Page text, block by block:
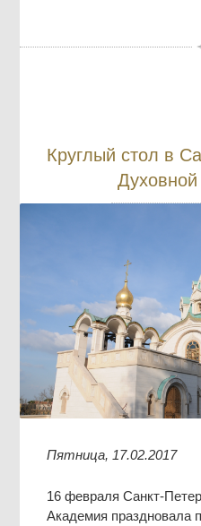
Круглый стол в
Пятница, 17.02.2017
16 февраля Санкт-
Академия праздновала